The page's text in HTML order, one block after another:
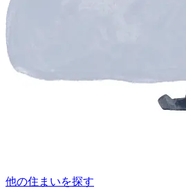
他の住まいを探す